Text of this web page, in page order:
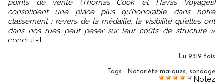
points de vente (Thomas Cook et Havas Voyages)
consolident une place plus qu’honorable dans notre
classement ; revers de la médaille, la visibilité qu’elles ont
dans nos rues peut peser sur leur coûts de structure »
conclut-il.
Lu 9319 fois
Tags : Notoriété marques sondage
Notez